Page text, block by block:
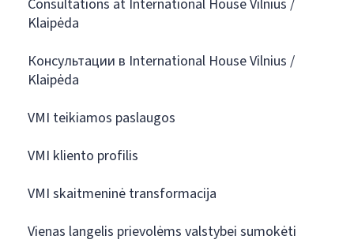
Consultations at International House Vilnius /
Klaipėda
Консультации в International House Vilnius /
Klaipėda
VMI teikiamos paslaugos
VMI kliento profilis
VMI skaitmeninė transformacija
Vienas langelis prievolėms valstybei sumokėti